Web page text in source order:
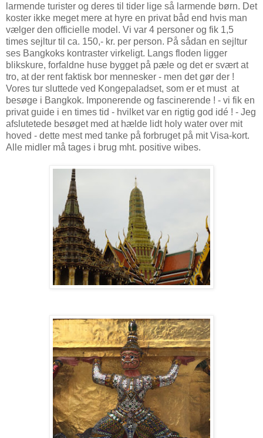
larmende turister og deres til tider lige så larmende børn. Det
koster ikke meget mere at hyre en privat båd end hvis man
vælger den officielle model. Vi var 4 personer og fik 1,5
times sejltur til ca. 150,- kr. per person. På sådan en sejltur
ses Bangkoks kontraster virkeligt. Langs floden ligger
blikskure, forfaldne huse bygget på pæle og det er svært at
tro, at der rent faktisk bor mennesker - men det gør der !
Vores tur sluttede ved Kongepaladset, som er et must at
besøge i Bangkok. Imponerende og fascinerende ! - vi fik en
privat guide i en times tid - hvilket var en rigtig god idé ! - Jeg
afslutetede besøget med at hælde lidt holy water over mit
hoved - dette mest med tanke på forbruget på mit Visa-kort.
Alle midler må tages i brug mht. positive wibes.